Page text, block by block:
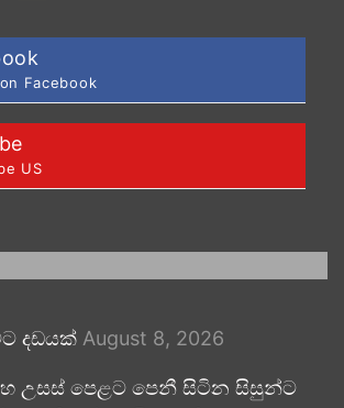
Facebook
US
දඩයක් August 8, 2026
උසස් පෙළට පෙනී සිටින සිසුන්ට